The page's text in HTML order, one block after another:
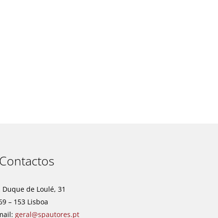
Contactos
Duque de Loulé, 31
– 153 Lisboa
geral@spautores.pt